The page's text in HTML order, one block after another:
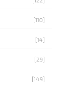
[110]
[14]
[29]
[149]